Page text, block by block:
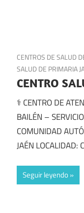
10 de junio de 2025
CENTROS DE SALUD
SALUD DE PRIMARIA
CENTRO
⚕️ CENTRO DE
BAILÉN –
COMUNIDAD
JAÉN LOCALIDAD:
Seguir leyendo